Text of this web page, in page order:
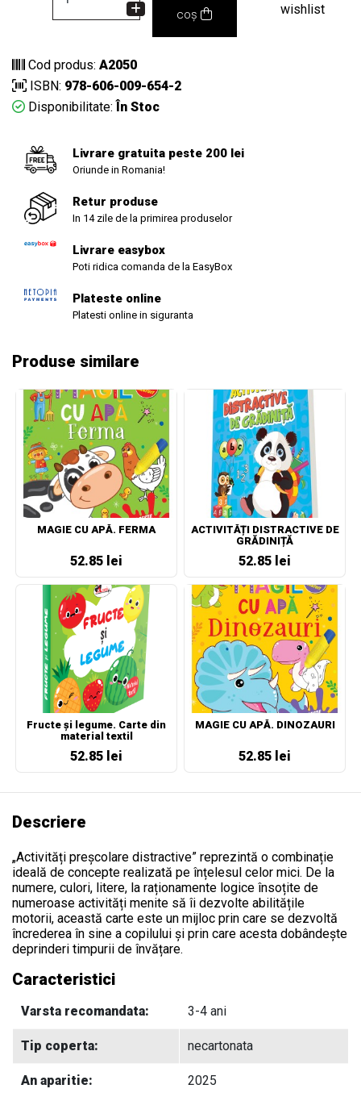
coș
wishlist
Cod produs: A2050
ISBN: 978-606-009-654-2
Disponibilitate: În Stoc
Livrare gratuita peste 200 lei
Oriunde in Romania!
Retur produse
In 14 zile de la primirea produselor
Livrare easybox
Poti ridica comanda de la EasyBox
Plateste online
Platesti online in siguranta
Produse similare
MAGIE CU APĂ. FERMA
52.85 lei
ACTIVITĂȚI DISTRACTIVE DE
GRĂDINIȚĂ
52.85 lei
Fructe și legume. Carte din
material textil
52.85 lei
MAGIE CU APĂ. DINOZAURI
52.85 lei
Descriere
„Activități preșcolare distractive” reprezintă o combinație
ideală de concepte realizată pe înțelesul celor mici. De la
numere, culori, litere, la raționamente logice însoțite de
numeroase activități menite să îi dezvolte abilitățile
motorii, această carte este un mijloc prin care se dezvoltă
încrederea în sine a copilului și prin care acesta dobândește
deprinderi timpurii de învățare.
Caracteristici
Varsta recomandata: 3-4 ani
Tip coperta: necartonata
An aparitie: 2025